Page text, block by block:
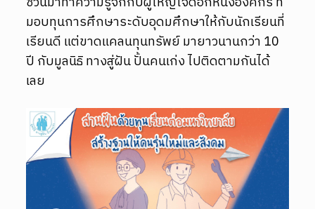
มอบทุนการศึกษาระดับอุดมศึกษาให้กับนักเรียนที่
เรียนดี แต่ขาดแคลนทุนทรัพย์ มายาวนานกว่า 10
ปี กับมูลนิธิ ทางสู่ฝัน ปั้นคนเก่ง ไปติดตามกันได้
เลย